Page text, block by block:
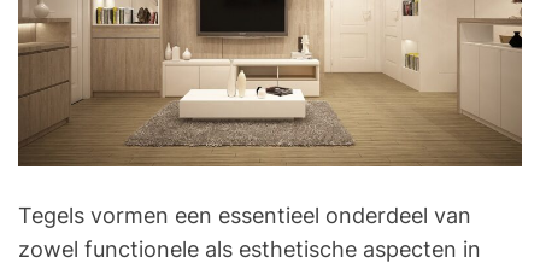
Tegels vormen een essentieel onderdeel van
zowel functionele als esthetische aspecten in